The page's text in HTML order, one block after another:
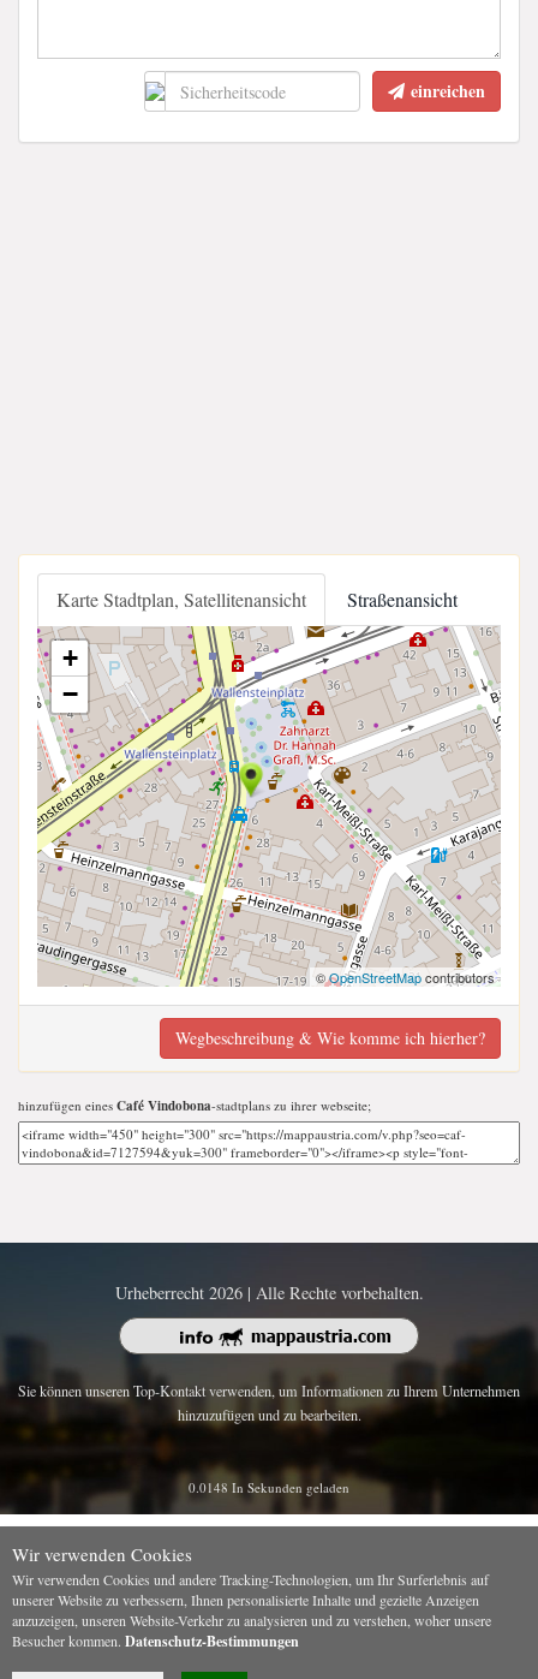
einreichen
Karte Stadtplan, Satellitenansicht Straßenansicht
+
−
©OpenStreetMapcontributors
Wegbeschreibung & Wie komme ich hierher?
hinzufügen eines Café Vindobona-stadtplans zu ihrer webseite;
Urheberrecht 2026 | Alle Rechte vorbehalten.
Sie können unseren Top-Kontakt verwenden, um Informationen zu Ihrem Unternehmen
hinzuzufügen und zu bearbeiten.
0.0148 In Sekunden geladen
Wir verwenden Cookies
Wir verwenden Cookies und andere Tracking-Technologien, um Ihr Surferlebnis auf
unserer Website zu verbessern, Ihnen personalisierte Inhalte und gezielte Anzeigen
anzuzeigen, unseren Website-Verkehr zu analysieren und zu verstehen, woher unsere
Besucher kommen. Datenschutz-Bestimmungen